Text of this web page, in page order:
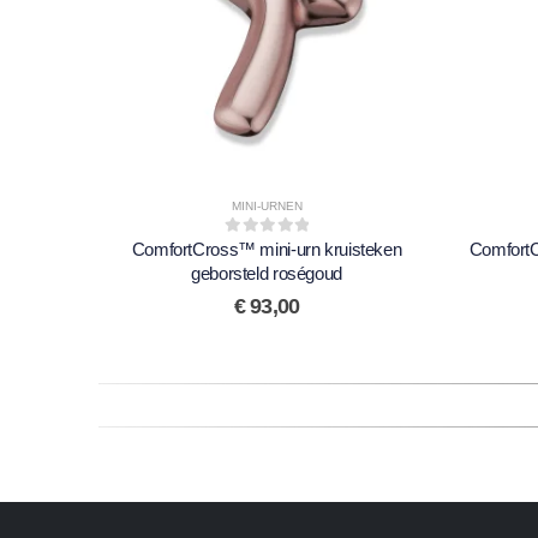
MINI-URNEN
0out of 5
ComfortCross™ mini-urn kruisteken
geborsteld roségoud
€93,00